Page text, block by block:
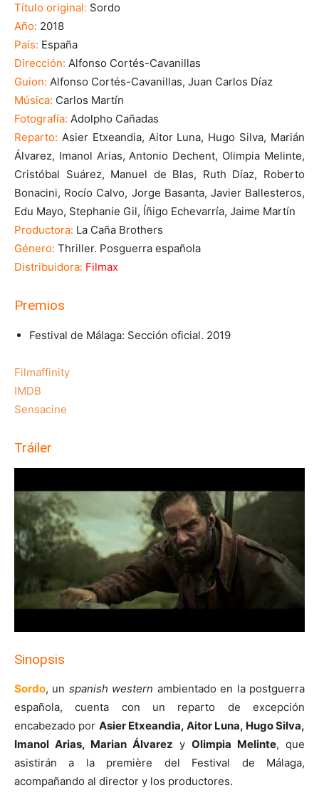
Título original: Sordo
Año: 2018
País: España
Dirección: Alfonso Cortés-Cavanillas
Guion: Alfonso Cortés-Cavanillas, Juan Carlos Díaz
Música: Carlos Martín
Fotografía: Adolpho Cañadas
Reparto: Asier Etxeandia, Aitor Luna, Hugo Silva, Marián
Álvarez, Imanol Arias, Antonio Dechent, Olimpia Melinte,
Cristóbal Suárez, Manuel de Blas, Ruth Díaz, Roberto
Bonacini, Rocío Calvo, Jorge Basanta, Javier Ballesteros,
Edu Mayo, Stephanie Gil, Íñigo Echevarría, Jaime Martín
Productora: La Caña Brothers
Género: Thriller. Posguerra española
Distribuidora: Filmax
Premios
Festival de Málaga: Sección oficial. 2019
Filmaffinity
IMDB
Sensacine
Tráiler
Sinopsis
Sordo, un spanish western ambientado en la postguerra
española, cuenta con un reparto de excepción
encabezado por Asier Etxeandia, Aitor Luna, Hugo Silva,
Imanol Arias, Marian Álvarez y Olimpia Melinte, que
asistirán a la première del Festival de Málaga,
acompañando al director y los productores.